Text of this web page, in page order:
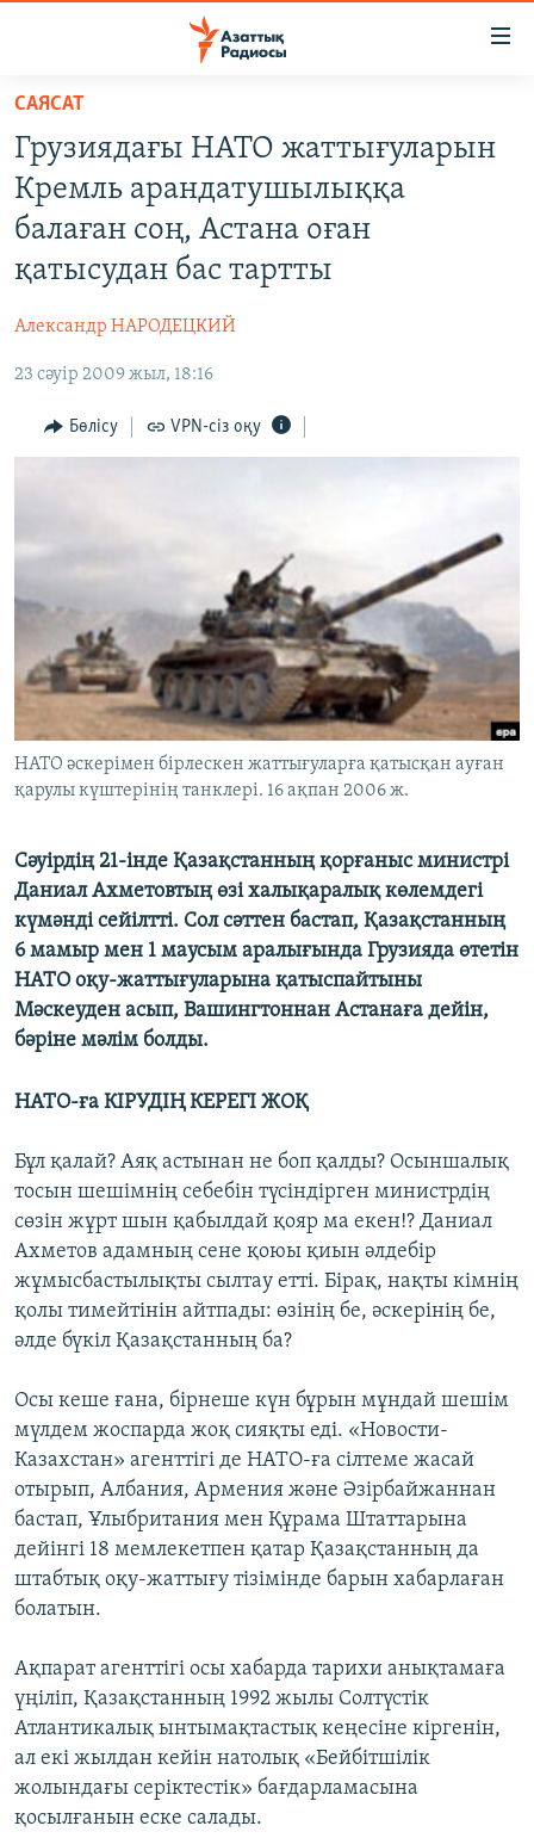
Skip
main
content
Skip
main
Skip
to
САЯСАТ
AZATTYQTV
ҚАҢТАР ОҚИҒАСЫ
ӘЛЕУМЕТ
ӘЛЕМ
АРНАЙЫ ЖОБАЛАР
ЖАЗЫЛЫҢЫЗ
Басқа тілдерде
САЯСАТ
Грузиядағы НАТО жаттығуларын
Кремль арандатушылыққа
балаған соң, Астана оған
қатысудан бас тартты
Александр НАРОДЕЦКИЙ
23 сәуір 2009 жыл, 18:16
Бөлісу VPN-сіз оқу
НАТО әскерімен бірлескен жаттығуларға қатысқан ауған
қарулы күштерінің танклері. 16 ақпан 2006 ж.
Cәуірдің 21-інде Қазақстанның қорғаныс министрі
Даниал Ахметовтың өзі халықаралық көлемдегі
күмәнді сейілтті. Сол сәттен бастап, Қазақстанның
6 мамыр мен 1 маусым аралығында Грузияда өтетін
НАТО оқу-жаттығуларына қатыспайтыны
Мәскеуден асып, Вашингтоннан Астанаға дейін,
бәріне мәлім болды.
НАТО-ға КІРУДІҢ КЕРЕГІ ЖОҚ
Бұл қалай? Аяқ астынан не боп қалды? Осыншалық
тосын шешімнің себебін түсіндірген министрдің
сөзін жұрт шын қабылдай қояр ма екен!? Даниал
Ахметов адамның сене қоюы қиын әлдебір
жұмысбастылықты сылтау етті. Бірақ, нақты кімнің
қолы тимейтінін айтпады: өзінің бе, әскерінің бе,
әлде бүкіл Қазақстанның ба?
Осы кеше ғана, бірнеше күн бұрын мұндай шешім
мүлдем жоспарда жоқ сияқты еді. «Новости-
Казахстан» агенттігі де НАТО-ға сілтеме жасай
отырып, Албания, Армения және Әзірбайжаннан
бастап, Ұлыбритания мен Құрама Штаттарына
дейінгі 18 мемлекетпен қатар Қазақстанның да
штабтық оқу-жаттығу тізімінде барын хабарлаған
болатын.
Ақпарат агенттігі осы хабарда тарихи анықтамаға
үңіліп, Қазақстанның 1992 жылы Солтүстік
Атлантикалық ынтымақтастық кеңесіне кіргенін,
ал екі жылдан кейін натолық «Бейбітшілік
жолындағы серіктестік» бағдарламасына
қосылғанын еске салады.